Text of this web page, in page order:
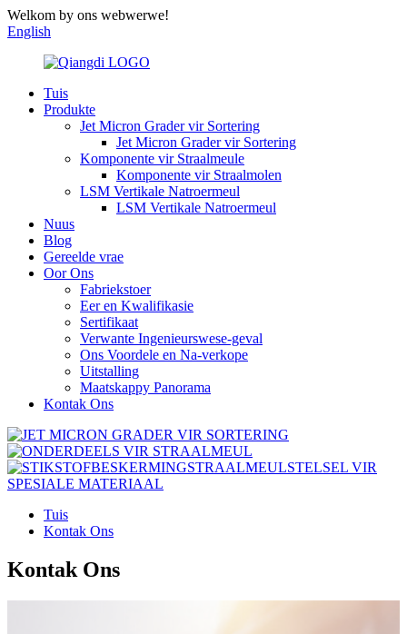
Welkom by ons webwerwe!
English
Tuis
Produkte
Jet Micron Grader vir Sortering
Jet Micron Grader vir Sortering
Komponente vir Straalmeule
Komponente vir Straalmolen
LSM Vertikale Natroermeul
LSM Vertikale Natroermeul
Nuus
Blog
Gereelde vrae
Oor Ons
Fabriekstoer
Eer en Kwalifikasie
Sertifikaat
Verwante Ingenieurswese-geval
Ons Voordele en Na-verkope
Uitstalling
Maatskappy Panorama
Kontak Ons
Tuis
Kontak Ons
Kontak Ons